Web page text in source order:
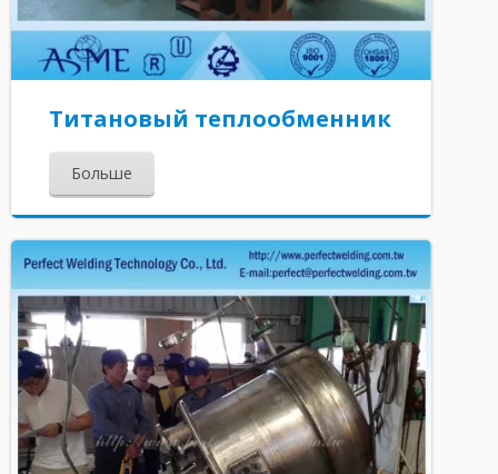
Титановый теплообменник
Больше